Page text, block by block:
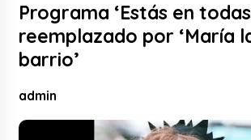
Programa ‘Estás en
reemplazado por ‘María
barrio’
admin